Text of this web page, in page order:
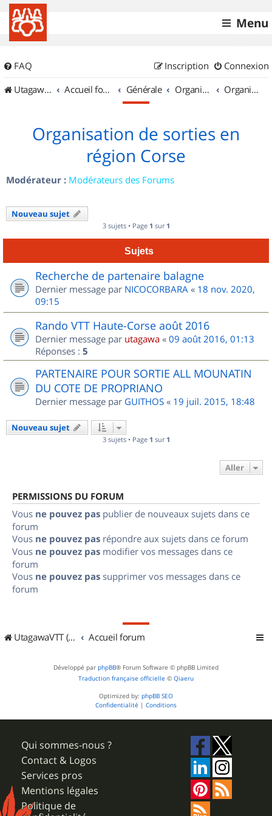
Menu
FAQ Connexion
Inscription
UtagawaVTT (Randos VTT et VTTAE avec traces GPS)
Accueil forum Générale Organisation de sorties & Recherche de partenaires Organisation de sorties en région Corse
Organisation de sorties en
région Corse
Modérateur : Modérateurs des Forums
Nouveau sujet
3 sujets • Page 1 sur 1
Sujets
Recherche de partenaire balagne
Dernier message par NICOCORBARA « 18 nov. 2020,
09:15
Rando VTT Haute-Corse août 2016
Dernier message par utagawa « 09 août 2016, 01:13
Réponses : 5
PARTENAIRE POUR SORTIE ALL MOUNATIN
DU COTE DE PROPRIANO
Dernier message par GUITHOS « 19 juil. 2015, 18:48
Nouveau sujet
3 sujets • Page 1 sur 1
Aller
PERMISSIONS DU FORUM
Vous ne pouvez pas publier de nouveaux sujets dans ce
forum
Vous ne pouvez pas répondre aux sujets dans ce forum
Vous ne pouvez pas modifier vos messages dans ce
forum
Vous ne pouvez pas supprimer vos messages dans ce
forum
UtagawaVTT (Randos VTT et VTTAE avec traces GPS) Accueil forum
Développé par phpBB® Forum Software © phpBB Limited
Traduction française officielle © Qiaeru
Optimized by: phpBB SEO
Confidentialité | Conditions
Qui sommes-nous ?
Contact & Logos
Services pros
Mentions légales
Politique de